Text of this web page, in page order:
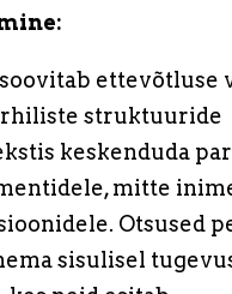
ettevõtluse
struktuuride
keskenduda
mitte
Otsused
sisulisel